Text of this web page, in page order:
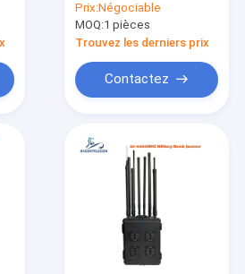
canaux
Prix:Négociable
MOQ:1 pièces
Trouvez les derniers prix
Contactez